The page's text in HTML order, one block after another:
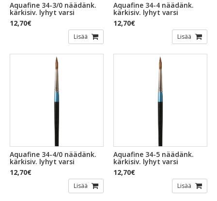
Aquafine 34-3/0 näädänk.
kärkisiv. lyhyt varsi
12,70€
Lisää
Aquafine 34-4 näädänk.
kärkisiv. lyhyt varsi
12,70€
Lisää
Aquafine 34-4/0 näädänk.
kärkisiv. lyhyt varsi
12,70€
Lisää
Aquafine 34-5 näädänk.
kärkisiv. lyhyt varsi
12,70€
Lisää